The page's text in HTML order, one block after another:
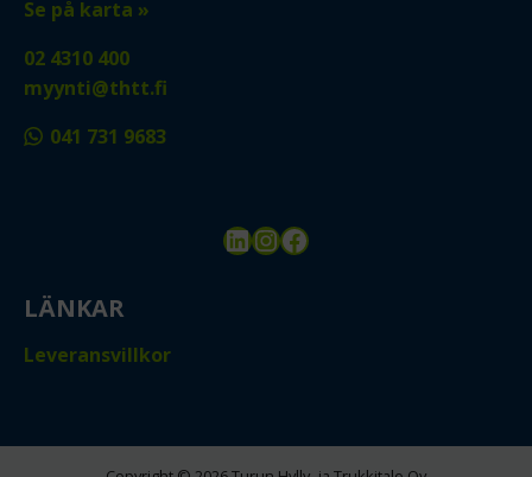
Se på karta »
02 4310 400
myynti@thtt.fi
041 731 9683
LinkedIn
Instagram
Facebook
LÄNKAR
Leveransvillkor